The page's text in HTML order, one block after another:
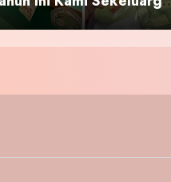
Kembali ke Pusat Pakaian
Hari?